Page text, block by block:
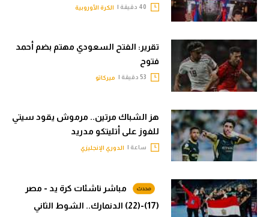
الكرة الأوروبية
تقرير: الفتح السعودي مهتم بضم أحمد
فتوح
ميركاتو
هز الشباك مرتين.. مرموش يقود سيتي
للفوز على أتليتكو مدريد
ساعة | الدوري الإنجليزي
مباشر ناشئات كرة يد - مصر
(17)-(22) الدنمارك.. الشوط الثاني